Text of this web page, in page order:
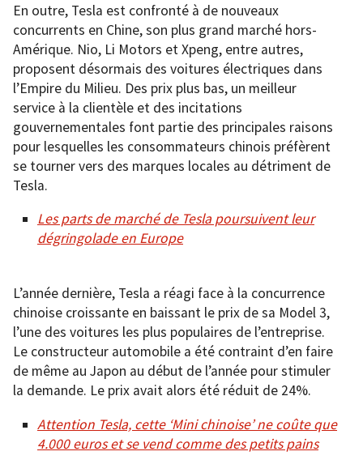
En outre, Tesla est confronté à de nouveaux
concurrents en Chine, son plus grand marché hors-
Amérique. Nio, Li Motors et Xpeng, entre autres,
proposent désormais des voitures électriques dans
l’Empire du Milieu. Des prix plus bas, un meilleur
service à la clientèle et des incitations
gouvernementales font partie des principales raisons
pour lesquelles les consommateurs chinois préfèrent
se tourner vers des marques locales au détriment de
Tesla.
Les parts de marché de Tesla poursuivent leur
dégringolade en Europe
L’année dernière, Tesla a réagi face à la concurrence
chinoise croissante en baissant le prix de sa Model 3,
l’une des voitures les plus populaires de l’entreprise.
Le constructeur automobile a été contraint d’en faire
de même au Japon au début de l’année pour stimuler
la demande. Le prix avait alors été réduit de 24%.
Attention Tesla, cette ‘Mini chinoise’ ne coûte que
4.000 euros et se vend comme des petits pains